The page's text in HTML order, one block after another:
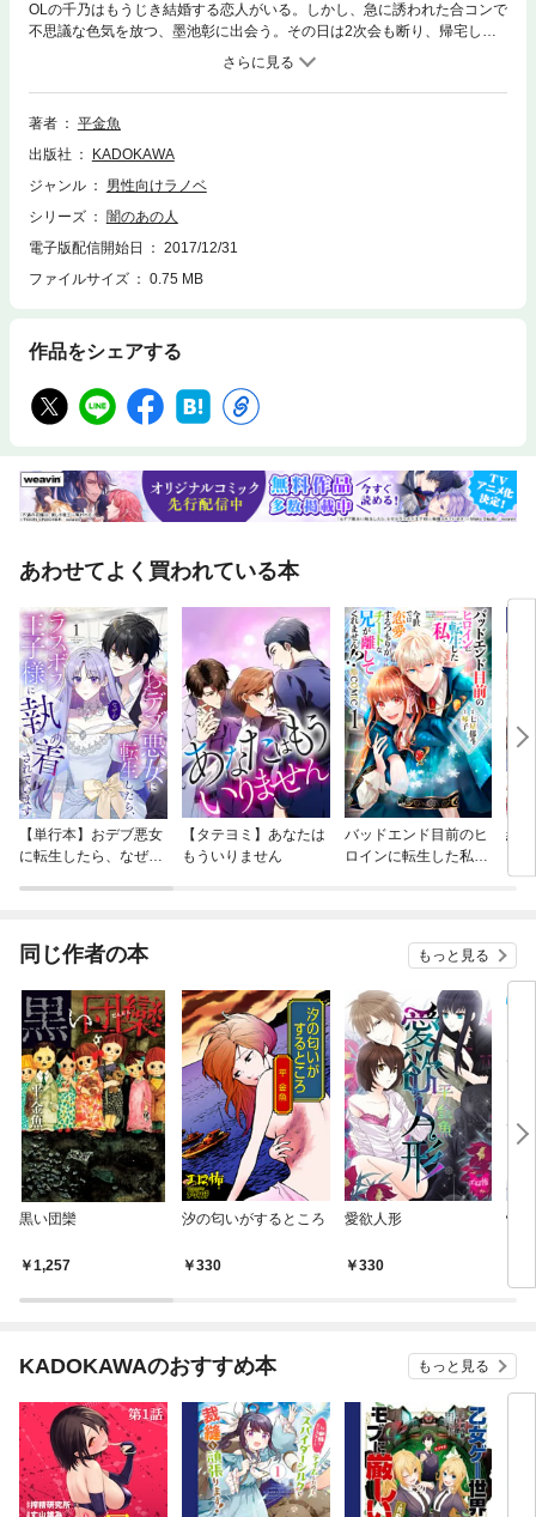
OLの千乃はもうじき結婚する恋人がいる。しかし、急に誘われた合コンで
不思議な色気を放つ、墨池彰に出会う。その日は2次会も断り、帰宅した
千乃だが、なぜか教えてもないのに墨池からメールが来るようになる。さ
らに、彼は千乃の小学校の同級生だという。婚約者が浮気をしているのを
知りつつ、割り切っていた千乃は、墨池との食事に付き合ううち、墨池と
肉体関係をもつようになる。しかし、墨池は既に自殺をしていたはずだっ
著者
平金魚
出版社
KADOKAWA
ジャンル
男性向けラノベ
シリーズ
闇のあの人
電子版配信開始日
2017/12/31
ファイルサイズ
0.75 MB
作品をシェアする
あわせてよく買われている本
【単行本】おデブ悪女
に転生したら、なぜか
【タテヨミ】あなたは
もういりません
バッドエンド目前のヒ
ロインに転生した私、
結
同じ作者の本 もっと見る
黒い団欒
1,257
汐の匂いがするところ
330
愛欲人形
330
悦
KADOKAWAのおすすめ本 もっと見る